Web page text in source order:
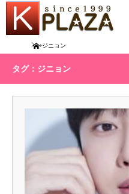
Homeジニョン
タグ：ジニョン